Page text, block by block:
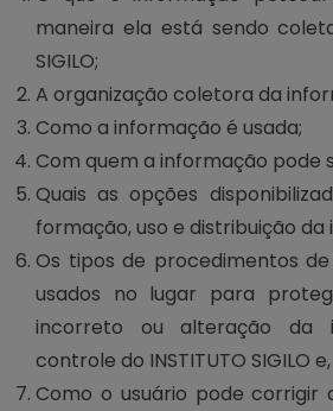
maneira ela está sendo
SIGILO;
A organização coletora da
Como a informação é usada;
Com quem a informação pode
Quais as opções
formação, uso e distribuição da
Os tipos de procedimentos
usados no lugar para
incorreto ou alteração da
controle do INSTITUTO SIGILO e,
Como o usuário pode corrigir